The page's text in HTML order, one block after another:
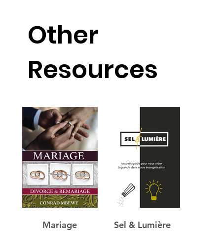
Other
Resources
Mariage Sel & Lumière